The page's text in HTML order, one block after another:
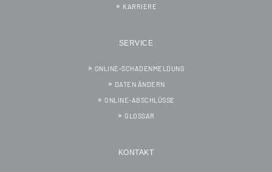
KARRIERE
SERVICE
ONLINE-SCHADENMELDUNG
DATEN ÄNDERN
ONLINE-ABSCHLÜSSE
GLOSSAR
KONTAKT